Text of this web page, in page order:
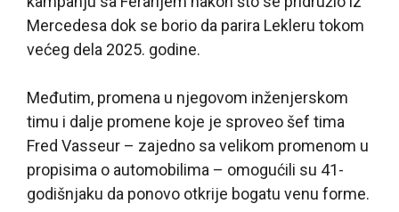
Mercedesa dok se borio da parira Lekleru tokom
većeg dela 2025. godine.
Međutim, promena u njegovom inženjerskom
timu i dalje promene koje je sproveo šef tima
Fred Vasseur – zajedno sa velikom promenom u
propisima o automobilima – omogućili su 41-
godišnjaku da ponovo otkrije bogatu venu forme.